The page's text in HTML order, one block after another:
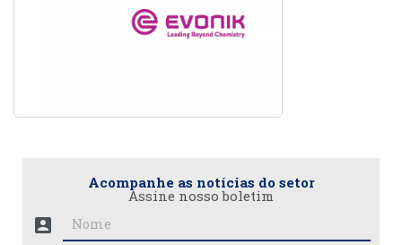
Acompanhe as notícias do setor
Assine nosso boletim
account_box